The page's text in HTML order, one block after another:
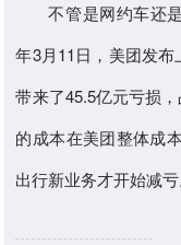
不管是网约车还
年3月11日，美团发
带来了45.5亿元亏损
的成本在美团整体成
出行新业务才开始减亏